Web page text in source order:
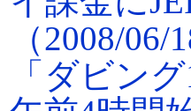
（2008/06/
「ダビン